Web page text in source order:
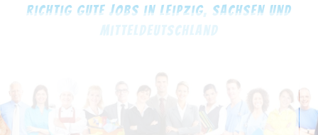
richtig gute jobs in leipzig, sachsen und
mitteldeutschland